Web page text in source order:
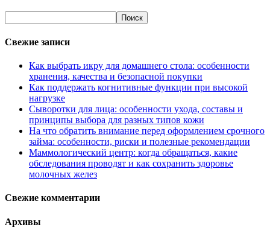
Свежие записи
Как выбрать икру для домашнего стола: особенности
хранения, качества и безопасной покупки
Как поддержать когнитивные функции при высокой
нагрузке
Сыворотки для лица: особенности ухода, составы и
принципы выбора для разных типов кожи
На что обратить внимание перед оформлением срочного
займа: особенности, риски и полезные рекомендации
Маммологический центр: когда обращаться, какие
обследования проводят и как сохранить здоровье
молочных желез
Свежие комментарии
Архивы